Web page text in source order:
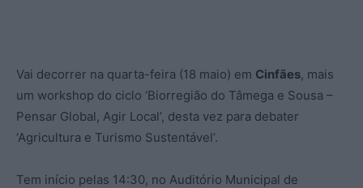
Vai decorrer na quarta-feira (18 maio) em Cinfães, mais
um workshop do ciclo ‘Biorregião do Tâmega e Sousa –
Pensar Global, Agir Local’, desta vez para debater
‘Agricultura e Turismo Sustentável’.
Tem início pelas 14:30, no Auditório Municipal de